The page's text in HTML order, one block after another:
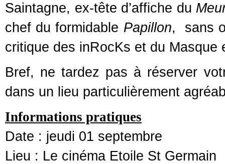
Saintagne, ex-tête d’affiche du
chef du formidable Papillon, sans
critique des inRocKs et du
Bref, ne tardez pas à réserver
dans un lieu particulièrement
Informations pratiques
Date : jeudi 01 septembre
Lieu : Le cinéma Etoile St Germain